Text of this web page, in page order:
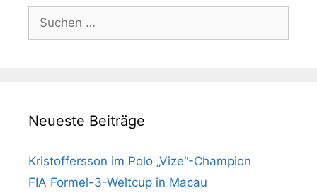
nach:
Neueste Beiträge
Kristoffersson im Polo „Vize“-Champion
FIA Formel-3-Weltcup in Macau